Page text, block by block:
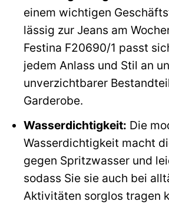
einem wichtigen
lässig zur Jeans am
Festina F20690/1 passt
jedem Anlass und Stil an
unverzichtbarer
Garderobe.
Wasserdichtigkeit: Die
Wasserdichtigkeit macht
gegen Spritzwasser und
sodass Sie sie auch bei
Aktivitäten sorglos tragen